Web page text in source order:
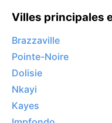
Villes principales
Brazzaville
Pointe-Noire
Dolisie
Nkayi
Kayes